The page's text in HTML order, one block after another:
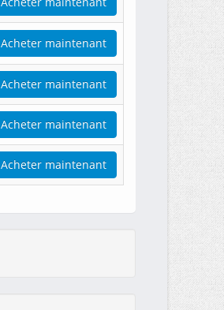
Acheter maintenant
Acheter maintenant
Acheter maintenant
Acheter maintenant